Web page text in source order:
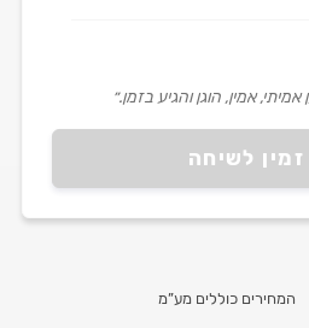
זמין לשיחה
אמין, הוגן והגיע בזמן.״
המחירים כוללים מע”מ